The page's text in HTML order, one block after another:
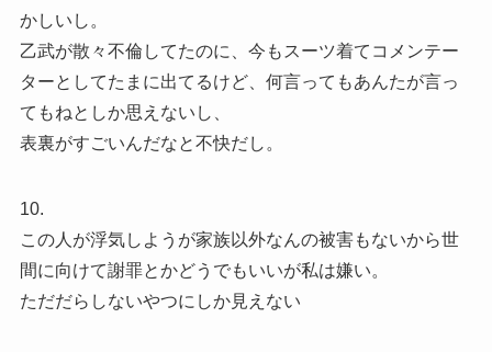
かしいし。
乙武が散々不倫してたのに、今もスーツ着てコメンテー
ターとしてたまに出てるけど、何言ってもあんたが言っ
てもねとしか思えないし、
表裏がすごいんだなと不快だし。
10.
この人が浮気しようが家族以外なんの被害もないから世
間に向けて謝罪とかどうでもいいが私は嫌い。
ただだらしないやつにしか見えない